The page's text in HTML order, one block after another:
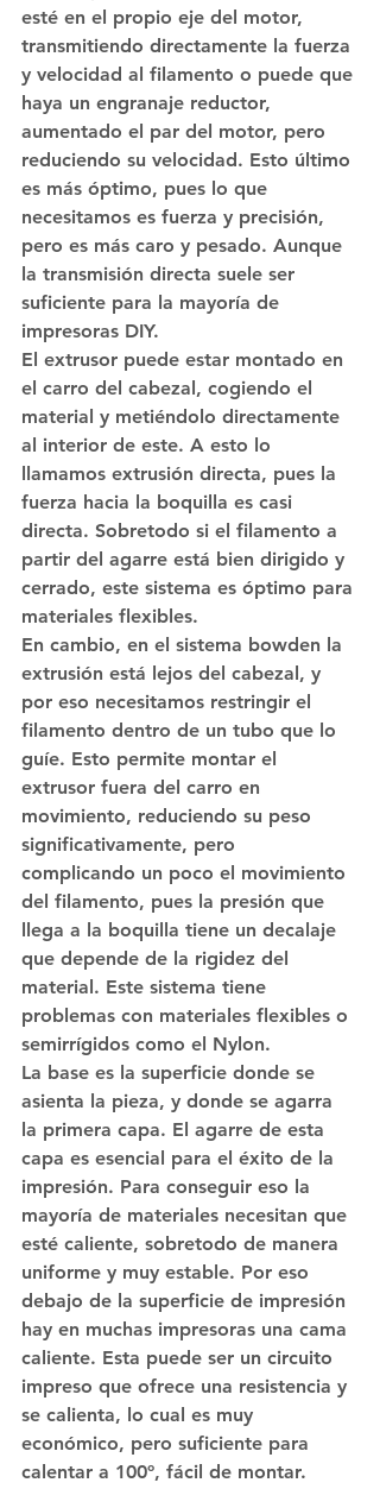
esté en el propio eje del motor,
transmitiendo directamente la fuerza
y velocidad al filamento o puede que
haya un engranaje reductor,
aumentado el par del motor, pero
reduciendo su velocidad. Esto último
es más óptimo, pues lo que
necesitamos es fuerza y precisión,
pero es más caro y pesado. Aunque
la transmisión directa suele ser
suficiente para la mayoría de
impresoras DIY.
El extrusor puede estar montado en
el carro del cabezal, cogiendo el
material y metiéndolo directamente
al interior de este. A esto lo
llamamos extrusión directa, pues la
fuerza hacia la boquilla es casi
directa. Sobretodo si el filamento a
partir del agarre está bien dirigido y
cerrado, este sistema es óptimo para
materiales flexibles.
En cambio, en el sistema bowden la
extrusión está lejos del cabezal, y
por eso necesitamos restringir el
filamento dentro de un tubo que lo
guíe. Esto permite montar el
extrusor fuera del carro en
movimiento, reduciendo su peso
significativamente, pero
complicando un poco el movimiento
del filamento, pues la presión que
llega a la boquilla tiene un decalaje
que depende de la rigidez del
material. Este sistema tiene
problemas con materiales flexibles o
semirrígidos como el Nylon.
La base es la superficie donde se
asienta la pieza, y donde se agarra
la primera capa. El agarre de esta
capa es esencial para el éxito de la
impresión. Para conseguir eso la
mayoría de materiales necesitan que
esté caliente, sobretodo de manera
uniforme y muy estable. Por eso
debajo de la superficie de impresión
hay en muchas impresoras una cama
caliente. Esta puede ser un circuito
impreso que ofrece una resistencia y
se calienta, lo cual es muy
económico, pero suficiente para
calentar a 100º, fácil de montar.